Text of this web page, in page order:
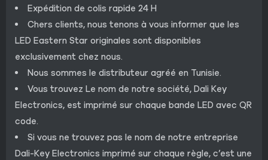
Expédition de colis rapide 24 H
Chers clients, nous tenons à vous informer que les
LED Eastern Star originales sont disponibles
exclusivement chez nous.
Nous sommes le distributeur agréé en Tunisie.
Vous trouvez Le nom de notre société, Dali Key
Electronics, est imprimé sur chaque bande LED avec QR
code.
Si vous ne trouvez pas le nom de notre entreprise
Dali-Key Electronics imprimé sur chaque règle, c’est une